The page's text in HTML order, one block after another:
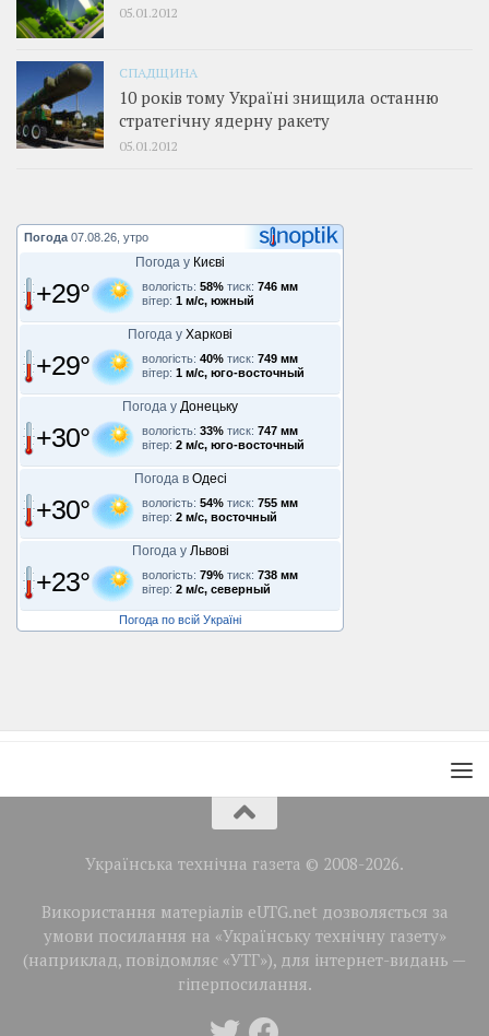
05.01.2012
СПАДЩИНА
10 років тому Україні знищила останню
стратегічну ядерну ракету
05.01.2012
Погода 07.08.26, утро
Погода у Києві
+29° вологість: 58% тиск: 746 мм
вітер: 1 м/с, южный
Погода у Харкові
+29° вологість: 40% тиск: 749 мм
вітер: 1 м/с, юго-восточный
Погода у Донецьку
+30° вологість: 33% тиск: 747 мм
вітер: 2 м/с, юго-восточный
Погода в Одесі
+30° вологість: 54% тиск: 755 мм
вітер: 2 м/с, восточный
Погода у Львові
+23° вологість: 79% тиск: 738 мм
вітер: 2 м/с, северный
Погода по всій Україні
Українська технічна газета © 2008-2026.
Використання матеріалів eUTG.net дозволяється за
умови посилання на «Українську технічну газету»
(наприклад, повідомляє «УТГ»), для інтернет-видань —
гіперпосилання.